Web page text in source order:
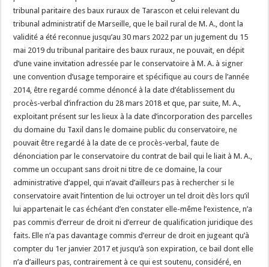
tribunal paritaire des baux ruraux de Tarascon et celui relevant du
tribunal administratif de Marseille, que le bail rural de M. A., dont la
validité a été reconnue jusqu’au 30 mars 2022 par un jugement du 15
mai 2019 du tribunal paritaire des baux ruraux, ne pouvait, en dépit
d’une vaine invitation adressée par le conservatoire à M. A. à signer
une convention d’usage temporaire et spécifique au cours de l’année
2014, être regardé comme dénoncé à la date d’établissement du
procès-verbal d’infraction du 28 mars 2018 et que, par suite, M. A.,
exploitant présent sur les lieux à la date d’incorporation des parcelles
du domaine du Taxil dans le domaine public du conservatoire, ne
pouvait être regardé à la date de ce procès-verbal, faute de
dénonciation par le conservatoire du contrat de bail qui le liait à M. A.,
comme un occupant sans droit ni titre de ce domaine, la cour
administrative d’appel, qui n’avait d’ailleurs pas à rechercher si le
conservatoire avait l’intention de lui octroyer un tel droit dès lors qu’il
lui appartenait le cas échéant d’en constater elle-même l’existence, n’a
pas commis d’erreur de droit ni d’erreur de qualification juridique des
faits. Elle n’a pas davantage commis d’erreur de droit en jugeant qu’à
compter du 1er janvier 2017 et jusqu’à son expiration, ce bail dont elle
n’a d’ailleurs pas, contrairement à ce qui est soutenu, considéré, en